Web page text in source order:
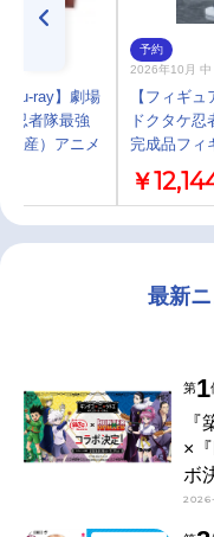
Blu-ray】劇場
忍者隊最強
生産）アニメ
予約
2026年10月 中
【フィギ
ドクタケ
完成品フィ
￥
最新
第1
『
×
ボ